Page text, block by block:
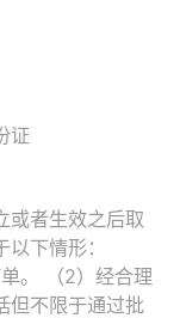
证
或者生效之后取
下情形：
。 （2）经合理
但不限于通过批